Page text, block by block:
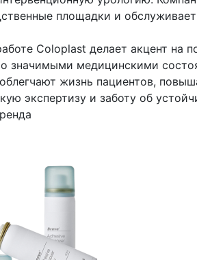
площадки и
Coloplast делает акцент на
значимыми медицинскими
жизнь пациентов,
экспертизу и заботу об